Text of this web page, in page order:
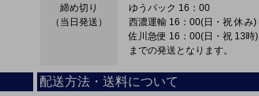
締め切り
（当日発送）
ゆうパック 16：00
西濃運輸 16：00(日・祝 休み)
佐川急便 16：00(日・祝 13時)
までの発送となります。
配送方法・送料について